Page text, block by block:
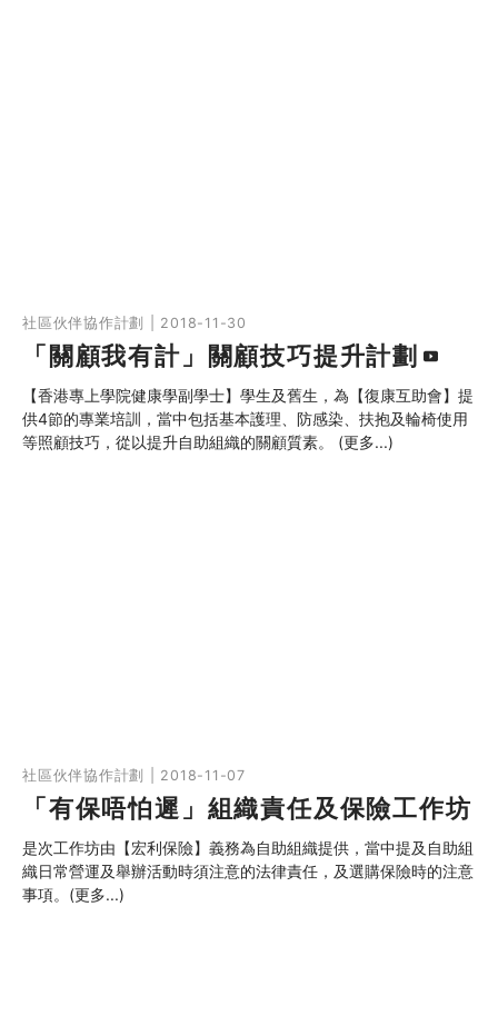
社區伙伴協作計劃 | 2018-11-30
「關顧我有計」關顧技巧提升計劃
【香港專上學院健康學副學士】學生及舊生，為【復康互助會】提
供4節的專業培訓，當中包括基本護理、防感染、扶抱及輪椅使用
等照顧技巧，從以提升自助組織的關顧質素。 (更多...)
社區伙伴協作計劃 | 2018-11-07
「有保唔怕遲」組織責任及保險工作坊
是次工作坊由【宏利保險】義務為自助組織提供，當中提及自助組
織日常營運及舉辦活動時須注意的法律責任，及選購保險時的注意
事項。(更多...)